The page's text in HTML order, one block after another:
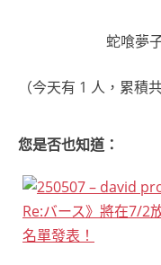
蛇喰夢
（今天有 1 人，累積
您是否也知道：